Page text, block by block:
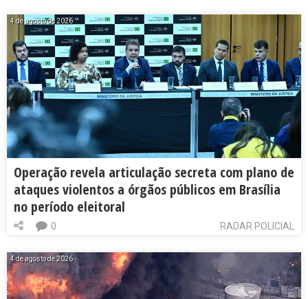
4 de agosto de 2026
Operação revela articulação secreta com plano de
ataques violentos a órgãos públicos em Brasília
no período eleitoral
RADAR POLICIAL
0
4 de agosto de 2026